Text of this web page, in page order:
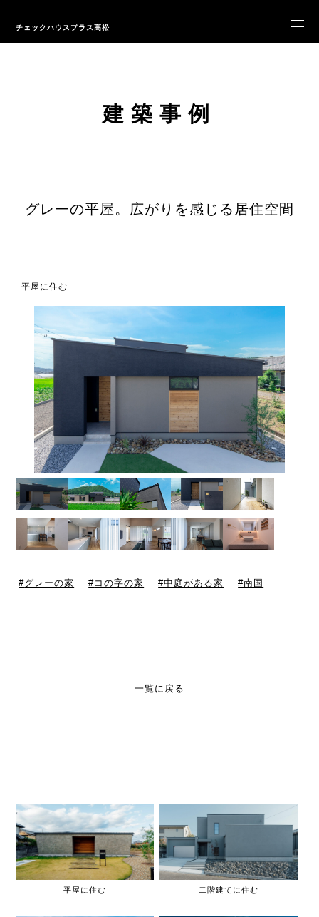
チェックハウスプラス高松
建築事例
グレーの平屋。広がりを感じる居住空間
平屋に住む
グレーの家 コの字の家 中庭がある家 南国
一覧に戻る
平屋に住む 二階建てに住む